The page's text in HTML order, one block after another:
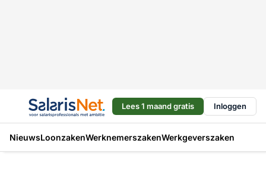
Lees 1 maand gratis Inloggen
NieuwsLoonzakenWerknemerszakenWerkgeverszaken